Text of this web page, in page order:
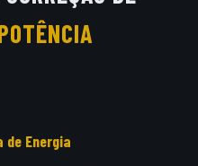
de Energia